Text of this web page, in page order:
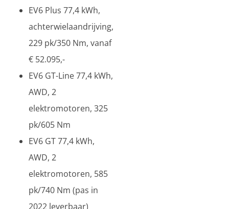
EV6 Plus 77,4 kWh,
achterwielaandrijving,
229 pk/350 Nm, vanaf
€ 52.095,-
EV6 GT-Line 77,4 kWh,
AWD, 2
elektromotoren, 325
pk/605 Nm
EV6 GT 77,4 kWh,
AWD, 2
elektromotoren, 585
pk/740 Nm (pas in
2022 leverbaar)